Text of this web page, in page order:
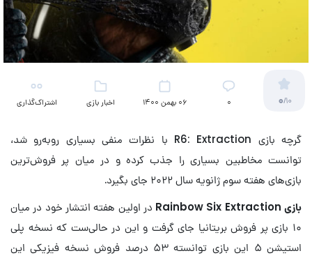
0/10 ۰ 06 بهمن 1400 اخبار بازی اشتراک‌گذاری
گرچه بازی R6: Extraction با نظرات منفی بسیاری روبه‌رو شد،
توانست مخاطبین بسیاری را جذب کرده و در میان پر فروش‌ترین
بازی‌های هفته سوم ژانویه سال ۲۰۲۲ جای بگیرد.
بازی Rainbow Six Extraction
در اولین هفته انتشار خود در میان
۱۰ بازی پر فروش بریتانیا جای گرفت و این در حالی‌ست که نسخه پلی
استیشن ۵ این بازی توانسته ۵۳ درصد فروش نسخه فیزیکی این